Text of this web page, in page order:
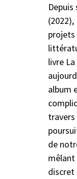
livre
album
travers
de
discret